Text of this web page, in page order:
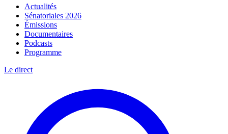
Actualités
Sénatoriales 2026
Émissions
Documentaires
Podcasts
Programme
Le direct